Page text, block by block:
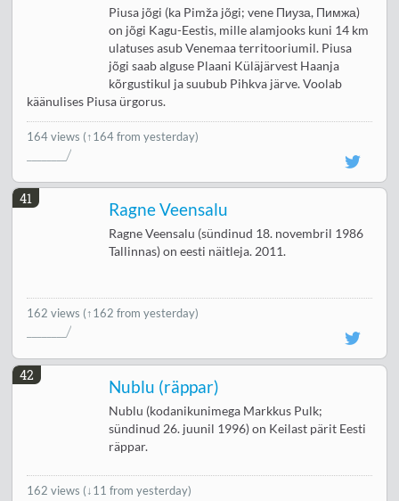
Piusa jõgi (ka Pimža jõgi; vene Пиуза, Пимжа)
on jõgi Kagu-Eestis, mille alamjooks kuni 14 km
ulatuses asub Venemaa territooriumil. Piusa
jõgi saab alguse Plaani Küläjärvest Haanja
kõrgustikul ja suubub Pihkva järve. Voolab
käänulises Piusa ürgorus.
164 views (↑164 from yesterday)
41
Ragne Veensalu
Ragne Veensalu (sündinud 18. novembril 1986
Tallinnas) on eesti näitleja. 2011.
162 views (↑162 from yesterday)
42
Nublu (räppar)
Nublu (kodanikunimega Markkus Pulk;
sündinud 26. juunil 1996) on Keilast pärit Eesti
räppar.
162 views (↓11 from yesterday)